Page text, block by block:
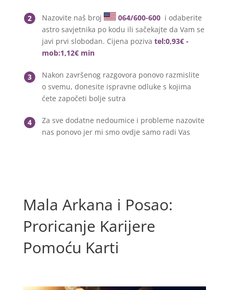
2 Nazovite naš broj 064/600-600 i odaberite
astro savjetnika po kodu ili sačekajte da Vam se
javi prvi slobodan. Cijena poziva tel:0,93€ -
mob:1,12€ min
3
Nakon završenog razgovora ponovo razmislite
o svemu, donesite ispravne odluke s kojima
ćete započeti bolje sutra
4
Za sve dodatne nedoumice i probleme nazovite
nas ponovo jer mi smo ovdje samo radi Vas
Mala Arkana i Posao:
Proricanje Karijere
Pomoću Karti